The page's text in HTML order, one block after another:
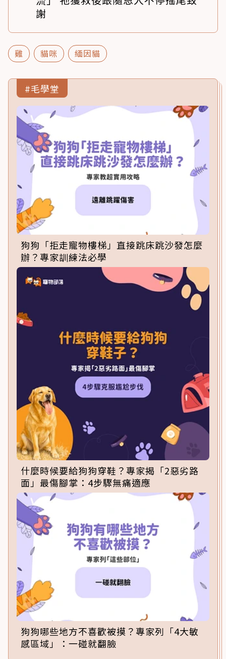
謝
雞 貓咪 緬因貓
#毛學堂
狗狗「拒走寵物樓梯」直接跳床跳沙發怎麼
辦？專家訓練法必學
什麼時候要給狗狗穿鞋？專家揭「2惡劣路
面」最傷腳掌：4步驟無痛適應
狗狗哪些地方不喜歡被摸？專家列「4大敏
感區域」：一碰就翻臉